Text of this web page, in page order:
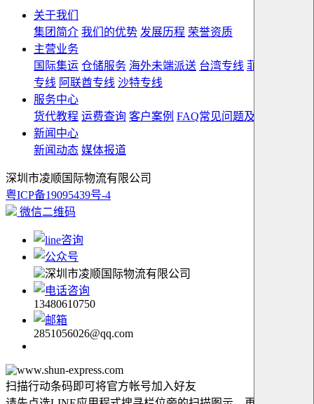
关于我们
集团简介 我们的优势 发展历程 荣誉资质
主营业务
国际集运 仓储服务 海外未端派送 台湾专线 菲律宾双清
专线 阿联酋专线 沙特专线
服务中心
货代教程 运费查询 客户案例 FAQ常见问题及解答
新闻中心
新闻动态 媒体报道
深圳市凌顺国际物流有限公司
粤ICP备19095439号-4
微信二维码
深圳市凌顺国际物流有限公司
13480610750
2851056026@qq.com
扫描行动条码即可将官方帐号加入好友